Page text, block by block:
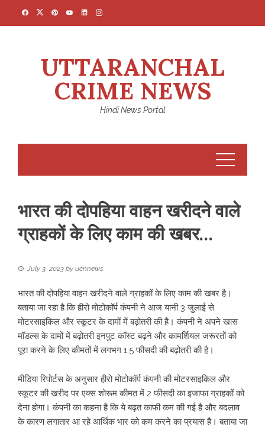
UTTARANCHAL
CRIME NEWS
Hindi News Portal
भारत की दोपहिया वाहन खरीदने वाले
ग्राहकों के लिए काम की खबर…
July 3, 2023 by ucnnews
भारत की दोपहिया वाहन खरीदने वाले ग्राहकों के लिए काम की खबर है।
बताया जा रहा है कि हीरो मोटोकॉर्प कंपनी ने आज यानी 3 जुलाई से
मोटरसाइकिल और स्कूटर के दामों में बढ़ोतरी की है। कंपनी ने अपने खास
मॉडल्स के दामों में बढ़ोतरी इनपुट कॉस्ट बढ़ने और कामर्शियल जरूरतों को
पूरा करने के लिए कीमतों में लगभग 1.5 फीसदी की बढ़ोतरी की है।
मीडिया रिपोर्टस के अनुसार हीरो मोटोकॉर्प कंपनी की मोटरसाइकिल और
स्कूटर की खरीद पर एक्स शोरूम कीमत में 2 फीसदी का इजाफा ग्राहकों को
देना होगा। कंपनी का कहना है कि ये बढ़त काफी कम की गई है और बदलाव
के कारण लगातार आ रहे आर्थिक भार को कम करने का प्रयास है। बताया जा